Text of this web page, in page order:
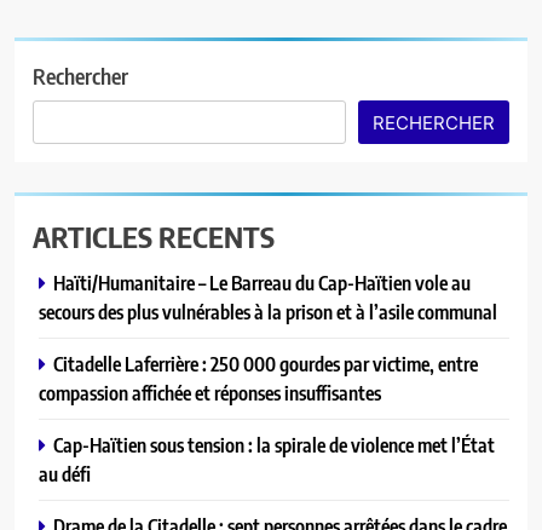
Rechercher
RECHERCHER
ARTICLES RECENTS
Haïti/Humanitaire – Le Barreau du Cap-Haïtien vole au
secours des plus vulnérables à la prison et à l’asile communal
Citadelle Laferrière : 250 000 gourdes par victime, entre
compassion affichée et réponses insuffisantes
Cap-Haïtien sous tension : la spirale de violence met l’État
au défi